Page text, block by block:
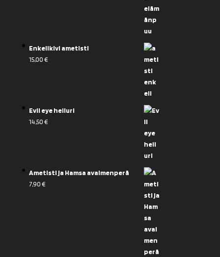
Enkelikivi ametisti
15,00€
Evil eye heiluri
14,50€
Ametisti ja Hamsa avaimenperä
7,90€